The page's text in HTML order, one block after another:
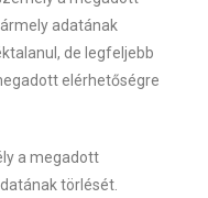
adatának
de legfeljebb
elérhetőségre
a megadott
törlését.